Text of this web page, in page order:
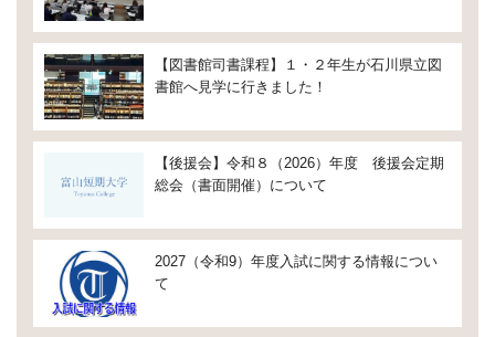
【図書館司書課程】１・２年生が石川県立図
書館へ見学に行きました！
【後援会】令和８（2026）年度 後援会定期
総会（書面開催）について
2027（令和9）年度入試に関する情報につい
て